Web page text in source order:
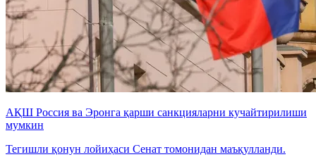
АҚШ Россия ва Эронга қарши санкцияларни кучайтирилиши
мумкин
Тегишли қонун лойиҳаси Сенат томонидан маъқулланди.